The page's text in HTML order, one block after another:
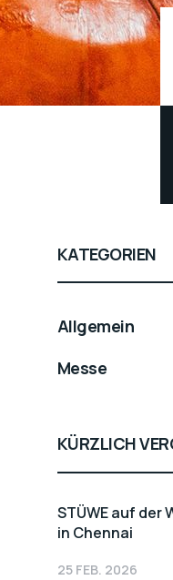
KATEGORIEN
Allgemein
Messe
KÜRZLICH
STÜWE auf der
in Chennai
25 FEB. 2026